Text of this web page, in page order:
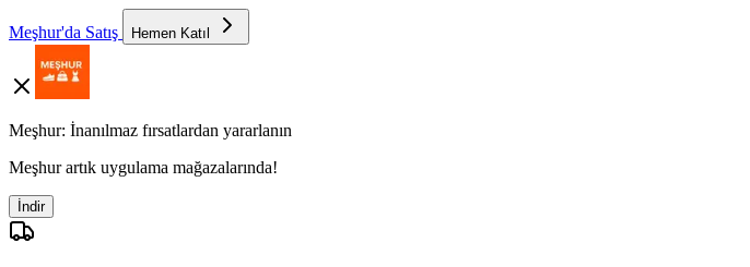
Meşhur'da Satış Hemen Katıl
Meşhur: İnanılmaz fırsatlardan yararlanın
Meşhur artık uygulama mağazalarında!
İndir